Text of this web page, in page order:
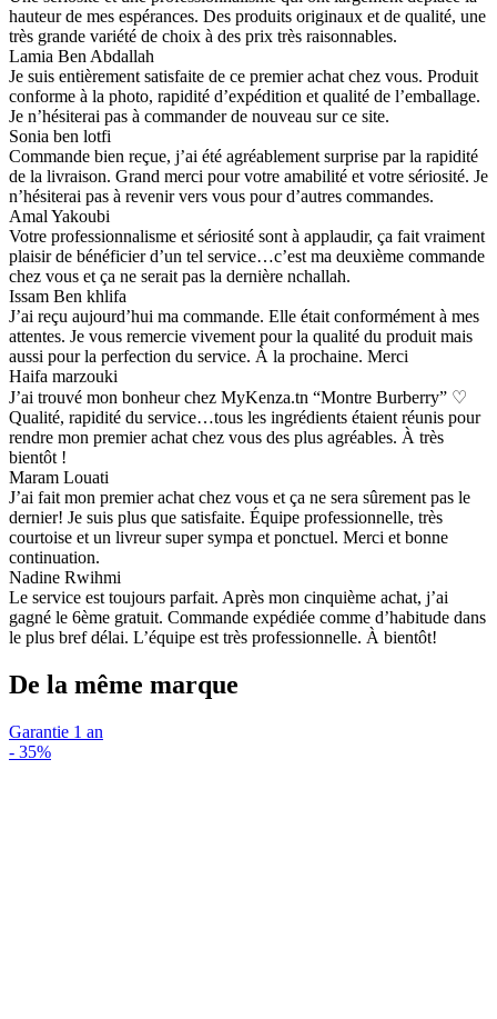
hauteur de mes espérances. Des produits originaux et de qualité, une
très grande variété de choix à des prix très raisonnables.
Lamia Ben Abdallah
Je suis entièrement satisfaite de ce premier achat chez vous. Produit
conforme à la photo, rapidité d’expédition et qualité de l’emballage.
Je n’hésiterai pas à commander de nouveau sur ce site.
Sonia ben lotfi
Commande bien reçue, j’ai été agréablement surprise par la rapidité
de la livraison. Grand merci pour votre amabilité et votre sériosité. Je
n’hésiterai pas à revenir vers vous pour d’autres commandes.
Amal Yakoubi
Votre professionnalisme et sériosité sont à applaudir, ça fait vraiment
plaisir de bénéficier d’un tel service…c’est ma deuxième commande
chez vous et ça ne serait pas la dernière nchallah.
Issam Ben khlifa
J’ai reçu aujourd’hui ma commande. Elle était conformément à mes
attentes. Je vous remercie vivement pour la qualité du produit mais
aussi pour la perfection du service. À la prochaine. Merci
Haifa marzouki
J’ai trouvé mon bonheur chez MyKenza.tn “Montre Burberry” ♡
Qualité, rapidité du service…tous les ingrédients étaient réunis pour
rendre mon premier achat chez vous des plus agréables. À très
bientôt !
Maram Louati
J’ai fait mon premier achat chez vous et ça ne sera sûrement pas le
dernier! Je suis plus que satisfaite. Équipe professionnelle, très
courtoise et un livreur super sympa et ponctuel. Merci et bonne
continuation.
Nadine Rwihmi
Le service est toujours parfait. Après mon cinquième achat, j’ai
gagné le 6ème gratuit. Commande expédiée comme d’habitude dans
le plus bref délai. L’équipe est très professionnelle. À bientôt!
De la même marque
Garantie 1 an
- 35%